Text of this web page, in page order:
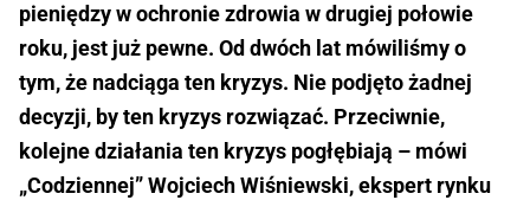
pieniędzy w ochronie zdrowia w drugiej połowie
roku, jest już pewne. Od dwóch lat mówiliśmy o
tym, że nadciąga ten kryzys. Nie podjęto żadnej
decyzji, by ten kryzys rozwiązać. Przeciwnie,
kolejne działania ten kryzys pogłębiają – mówi
„Codziennej” Wojciech Wiśniewski, ekspert rynku